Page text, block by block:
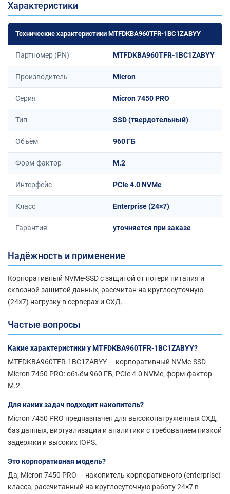
Характеристики
Технические характеристики MTFDKBA960TFR-1BC1ZABYY
Партномер (PN) MTFDKBA960TFR-1BC1ZABYY
Производитель Micron
Серия Micron 7450 PRO
Тип SSD (твердотельный)
Объём 960 ГБ
Форм-фактор M.2
Интерфейс PCIe 4.0 NVMe
Класс Enterprise (24×7)
Гарантия уточняется при заказе
Надёжность и применение
Корпоративный NVMe-SSD с защитой от потери питания и
сквозной защитой данных, рассчитан на круглосуточную
(24×7) нагрузку в серверах и СХД.
Частые вопросы
Какие характеристики у MTFDKBA960TFR-1BC1ZABYY?
MTFDKBA960TFR-1BC1ZABYY — корпоративный NVMe-SSD
Micron 7450 PRO: объём 960 ГБ, PCIe 4.0 NVMe, форм-фактор
M.2.
Для каких задач подходит накопитель?
Micron 7450 PRO предназначен для высоконагруженных СХД,
баз данных, виртуализации и аналитики с требованием низкой
задержки и высоких IOPS.
Это корпоративная модель?
Да, Micron 7450 PRO — накопитель корпоративного (enterprise)
класса, рассчитанный на круглосуточную работу 24×7 в